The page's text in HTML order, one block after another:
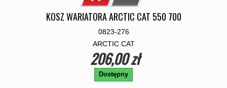
KOSZ WARIATORA ARCTIC CAT 550 700
0823-276
ARCTIC CAT
206,00 zł
Dostępny